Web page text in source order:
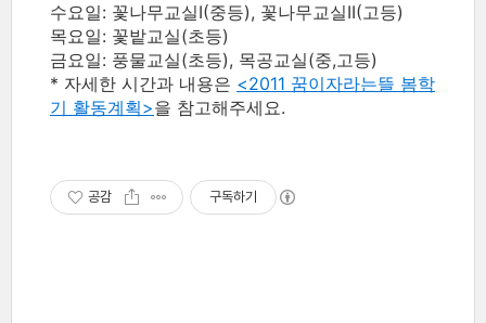
수요일: 꽃나무교실I(중등), 꽃나무교실II(고등)
목요일: 꽃밭교실(초등)
금요일: 풍물교실(초등), 목공교실(중,고등)
* 자세한 시간과 내용은 <2011 꿈이자라는뜰 봄학
기 활동계획>을 참고해주세요.
공감 구독하기